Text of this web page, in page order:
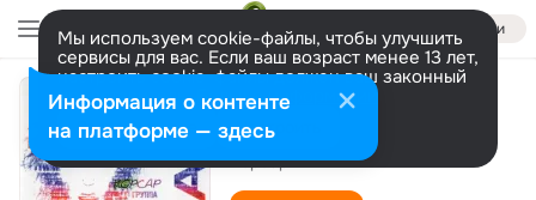
Войти
Мы используем cookie-файлы, чтобы улучшить
сервисы для вас. Если ваш возраст менее 13 лет,
настроить cookie-файлы должен ваш законный
представитель. Больше информации
Разрешить все Настроить
Кикимора
Корсар
Информация о контенте
на платформе — здесь